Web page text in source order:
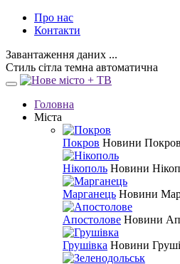
Про нас
Контакти
Завантаження даних ...
Стиль сітла темна автоматична
Головна
Міста
Покров Новини
Нікополь Новини
Марганець Новини
Апостолове Новини
Грушівка Новини